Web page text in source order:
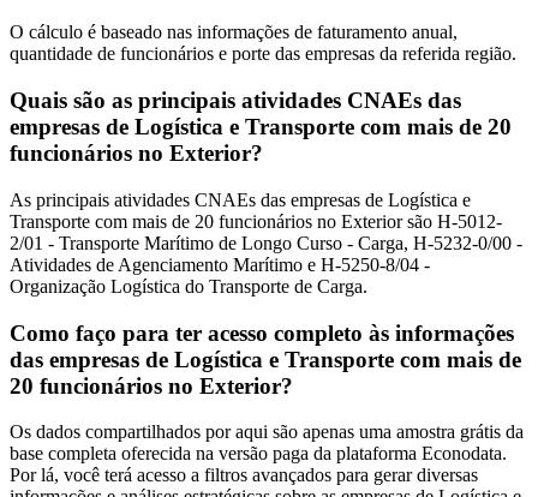
O cálculo é baseado nas informações de faturamento anual,
quantidade de funcionários e porte das empresas da referida região.
Quais são as principais atividades CNAEs das
empresas de Logística e Transporte com mais de 20
funcionários no Exterior?
As principais atividades CNAEs das empresas de Logística e
Transporte com mais de 20 funcionários no Exterior são H-5012-
2/01 - Transporte Marítimo de Longo Curso - Carga, H-5232-0/00 -
Atividades de Agenciamento Marítimo e H-5250-8/04 -
Organização Logística do Transporte de Carga.
Como faço para ter acesso completo às informações
das empresas de Logística e Transporte com mais de
20 funcionários no Exterior?
Os dados compartilhados por aqui são apenas uma amostra grátis da
base completa oferecida na versão paga da plataforma Econodata.
Por lá, você terá acesso a filtros avançados para gerar diversas